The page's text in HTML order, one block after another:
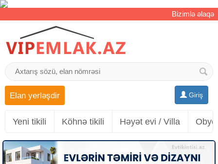
Bizimlə əlaqə
Giriş
Elan yerləşdir
Yeni tikili Köhnə tikili Həyət evi / Villa